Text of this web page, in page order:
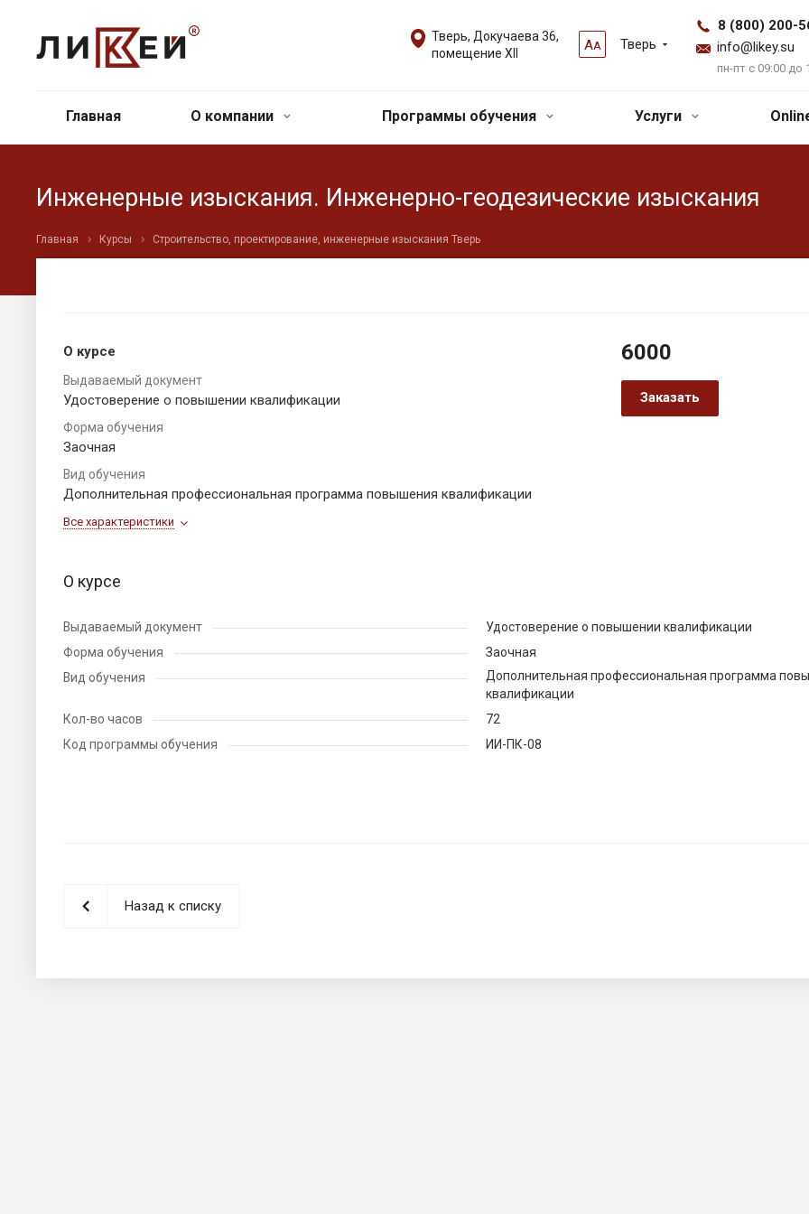
АА Тверь
8 (800) 200-
info@likey.su
пн-пт с 09:00 до
Тверь, Докучаева 36,
помещение XII
Главная О компании Программы обучения Услуги
Инженерные изыскания. Инженерно-геодезические изыскания
Главная Курсы Строительство, проектирование, инженерные изыскания Тверь
О курсе
Выдаваемый документ
Удостоверение о повышении квалификации
Форма обучения
Заочная
Вид обучения
Дополнительная профессиональная программа повышения квалификации
Все характеристики
6000
Заказать
О курсе
Выдаваемый документ
Удостоверение о повышении квалификации
Форма обучения
Заочная
Вид обучения
Дополнительная профессиональная программа
квалификации
Кол-во часов
72
Код программы обучения
ИИ-ПК-08
Назад к списку